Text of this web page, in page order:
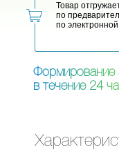
Товар
по
по
Формирование
в течение 24 ча